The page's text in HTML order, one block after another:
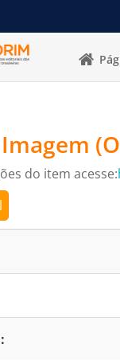
do item acesse: